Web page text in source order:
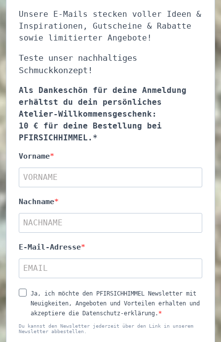
Unsere E-Mails stecken voller Ideen &
Inspirationen, Gutscheine & Rabatte
sowie limitierter Angebote!
Teste unser nachhaltiges
Schmuckkonzept!
Als Dankeschön für deine Anmeldung
erhältst du dein persönliches
Atelier-Willkommensgeschenk:
10 € für deine Bestellung bei
PFIRSICHHIMMEL.*
Vorname
Nachname
E-Mail-Adresse
Ja, ich möchte den PFIRSICHHIMMEL Newsletter mit
Neuigkeiten, Angeboten und Vorteilen erhalten und
akzeptiere die Datenschutz-erklärung.
Du kannst den Newsletter jederzeit über den Link in unserem
Newsletter abbestellen.